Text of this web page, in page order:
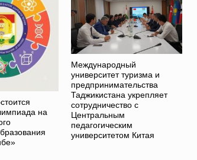
на
Международный
университет туризма и
предпринимательства
Таджикистана укрепляет
сотрудничество с
Центральным
педагогическим
университетом Китая